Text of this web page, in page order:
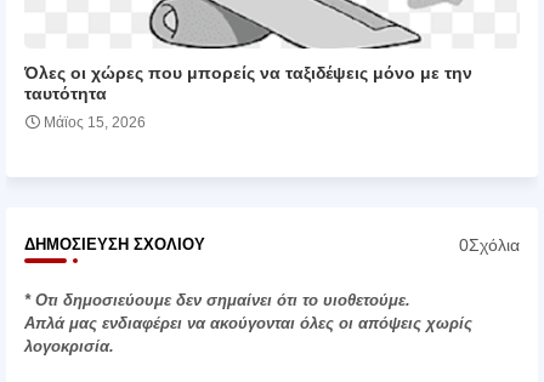
Όλες οι χώρες που μπορείς να ταξιδέψεις μόνο με την
ταυτότητα
Μάϊος 15, 2026
ΔΗΜΟΣΊΕΥΣΗ ΣΧΟΛΊΟΥ 0Σχόλια
* Οτι δημοσιεύουμε δεν σημαίνει ότι το υιοθετούμε.
Απλά μας ενδιαφέρει να ακούγονται όλες οι απόψεις χωρίς
λογοκρισία.